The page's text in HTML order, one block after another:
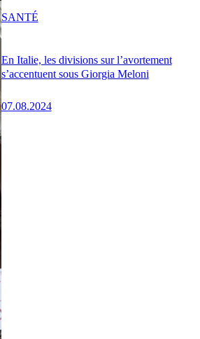
En Italie, les divisions sur l’avortement
s’accentuent sous Giorgia Meloni
07.08.2024
SANTÉ